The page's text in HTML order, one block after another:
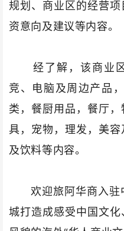
规划、商业区的经营
资意向及建议等内容。
经了解，该商业区
竞、电脑及周边产品
类，餐厨用品，餐厅
具，宠物，理发，美
及饮料等内容。
欢迎旅阿华商入驻
城打造成感受中国文